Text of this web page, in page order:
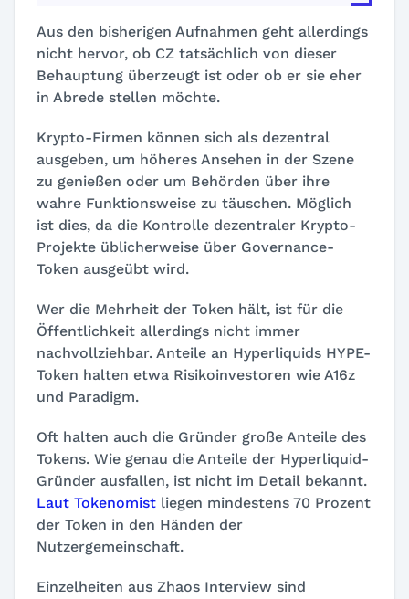
Aus den bisherigen Aufnahmen geht allerdings
nicht hervor, ob CZ tatsächlich von dieser
Behauptung überzeugt ist oder ob er sie eher
in Abrede stellen möchte.
Krypto-Firmen können sich als dezentral
ausgeben, um höheres Ansehen in der Szene
zu genießen oder um Behörden über ihre
wahre Funktionsweise zu täuschen. Möglich
ist dies, da die Kontrolle dezentraler Krypto-
Projekte üblicherweise über Governance-
Token ausgeübt wird.
Wer die Mehrheit der Token hält, ist für die
Öffentlichkeit allerdings nicht immer
nachvollziehbar. Anteile an Hyperliquids HYPE-
Token halten etwa Risikoinvestoren wie A16z
und Paradigm.
Oft halten auch die Gründer große Anteile des
Tokens. Wie genau die Anteile der Hyperliquid-
Gründer ausfallen, ist nicht im Detail bekannt.
Laut Tokenomist liegen mindestens 70 Prozent
der Token in den Händen der
Nutzergemeinschaft.
Einzelheiten aus Zhaos Interview sind